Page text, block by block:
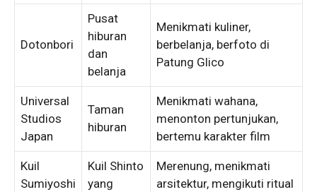
Dotonbori
Pusat
hiburan
dan
belanja
Menikmati kuliner,
berbelanja, berfoto di
Patung Glico
Universal
Studios
Japan
Taman
hiburan
Menikmati wahana,
menonton pertunjukan,
bertemu karakter film
Kuil
Sumiyoshi
Kuil Shinto
yang
Merenung, menikmati
arsitektur, mengikuti ritual